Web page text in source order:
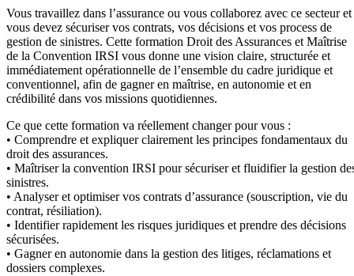
Vous travaillez dans l’assurance ou vous collaborez avec ce secteur et
vous devez sécuriser vos contrats, vos décisions et vos process de
gestion de sinistres. Cette formation Droit des Assurances et Maîtrise
de la Convention IRSI vous donne une vision claire, structurée et
immédiatement opérationnelle de l’ensemble du cadre juridique et
conventionnel, afin de gagner en maîtrise, en autonomie et en
crédibilité dans vos missions quotidiennes.
Ce que cette formation va réellement changer pour vous :
• Comprendre et expliquer clairement les principes fondamentaux du
droit des assurances.
• Maîtriser la convention IRSI pour sécuriser et fluidifier la gestion
sinistres.
• Analyser et optimiser vos contrats d’assurance (souscription, vie du
contrat, résiliation).
• Identifier rapidement les risques juridiques et prendre des décisions
sécurisées.
• Gagner en autonomie dans la gestion des litiges, réclamations et
dossiers complexes.